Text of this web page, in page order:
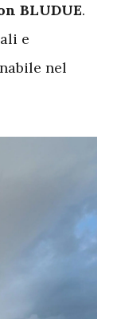
BLUDUE.
e
nel